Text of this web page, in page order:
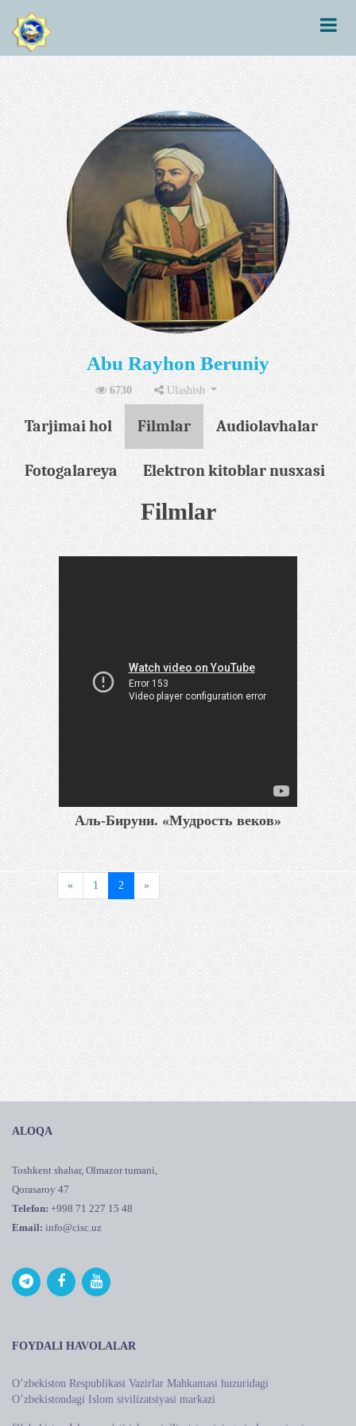
Abu Rayhon Beruniy
6730 Ulashish
Tarjimai hol Filmlar Audiolavhalar
Fotogalareya Elektron kitoblar nusxasi
Filmlar
Аль-Бируни. «Мудрость веков»
« 1 2 »
ALOQA
Toshkent shahar, Olmazor tumani,
Qorasaroy 47
Telefon: +998 71 227 15 48
Email: info@cisc.uz
FOYDALI HAVOLALAR
Oʼzbekiston Respublikasi Vazirlar Mahkamasi huzuridagi
Oʼzbekistondagi Islom sivilizatsiyasi markazi